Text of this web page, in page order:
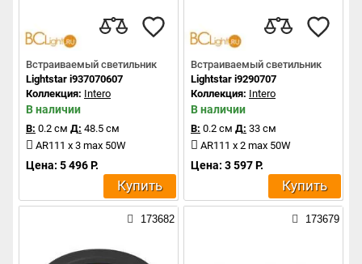
Встраиваемый светильник
Lightstar i937070607
Коллекция: Intero
В наличии
В: 0.2 см Д: 48.5 см
AR111 x 3 max 50W
Цена: 5 496 Р.
Купить
Встраиваемый светильник
Lightstar i9290707
Коллекция: Intero
В наличии
В: 0.2 см Д: 33 см
AR111 x 2 max 50W
Цена: 3 597 Р.
Купить
173682 173679